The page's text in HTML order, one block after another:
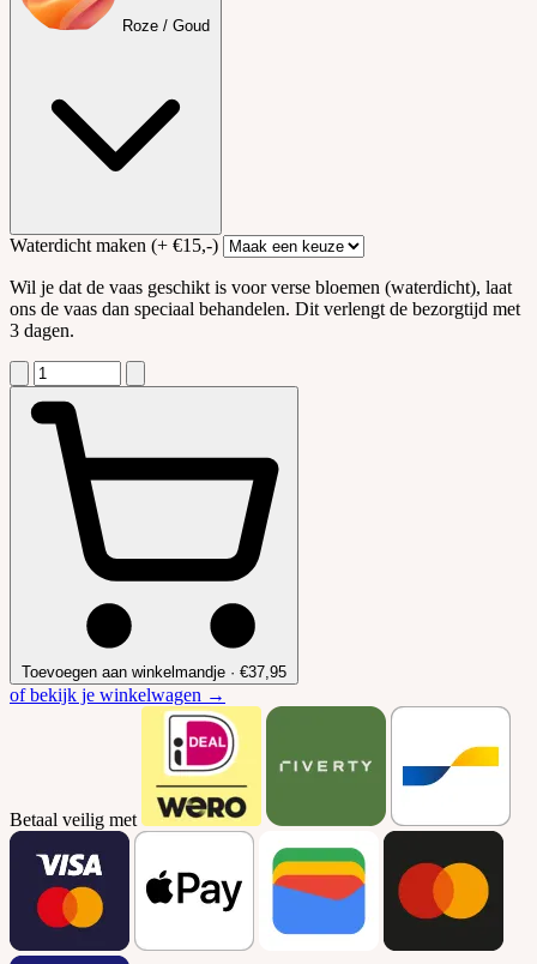
Roze / Goud
Waterdicht maken (+ €15,-)
Wil je dat de vaas geschikt is voor verse bloemen (waterdicht), laat
ons de vaas dan speciaal behandelen. Dit verlengt de bezorgtijd met
3 dagen.
Toevoegen aan winkelmandje · €37,95
of bekijk je winkelwagen →
Betaal veilig met